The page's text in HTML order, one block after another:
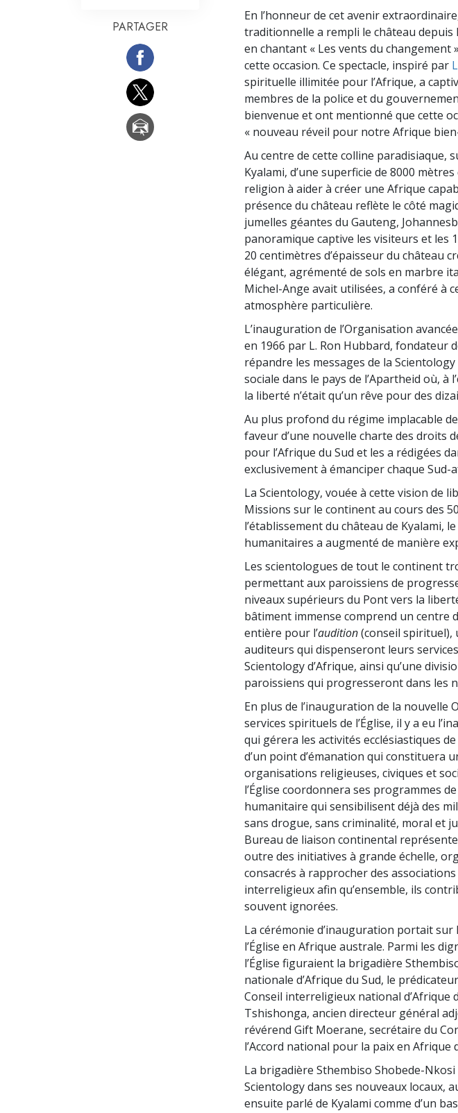
En l’honneur de cet avenir
traditionnelle a rempli le château depuis
en chantant « Les vents du
cette occasion. Ce spectacle, inspiré par
spirituelle illimitée pour l’Afrique, a
membres de la police et du
bienvenue et ont mentionné que cette
« nouveau réveil pour notre Afrique
Au centre de cette colline paradisiaque,
Kyalami, d’une superficie de 8000
religion à aider à créer une Afrique
présence du château reflète le côté
jumelles géantes du Gauteng,
panoramique captive les visiteurs et les
20 centimètres d’épaisseur du château
élégant, agrémenté de sols en marbre
Michel-Ange avait utilisées, a conféré à
atmosphère particulière.
L’inauguration de l’Organisation
en 1966 par L. Ron Hubbard, fondateur
répandre les messages de la
sociale dans le pays de l’Apartheid où,
la liberté n’était qu’un rêve pour des
Au plus profond du régime implacable
faveur d’une nouvelle charte des droits
pour l’Afrique du Sud et les a rédigées
exclusivement à émanciper chaque Sud-
La Scientology, vouée à cette vision de
Missions sur le continent au cours des
l’établissement du château de Kyalami,
humanitaires a augmenté de manière
Les scientologues de tout le continent
permettant aux paroissiens de
niveaux supérieurs du Pont vers la
bâtiment immense comprend un centre
entière pour l’audition(conseil spirituel),
auditeurs qui dispenseront leurs
Scientology d’Afrique, ainsi qu’une
paroissiens qui progresseront dans les
En plus de l’inauguration de la
services spirituels de l’Église, il y a eu
qui gérera les activités ecclésiastiques
d’un point d’émanation qui constituera
organisations religieuses, civiques et
l’Église coordonnera ses programmes
humanitaire qui sensibilisent déjà des
sans drogue, sans criminalité, moral et
Bureau de liaison continental
outre des initiatives à grande échelle,
consacrés à rapprocher des
interreligieux afin qu’ensemble, ils
souvent ignorées.
La cérémonie d’inauguration portait
l’Église en Afrique australe. Parmi les
l’Église figuraient la brigadière
nationale d’Afrique du Sud, le
Conseil interreligieux national d’Afrique
Tshishonga, ancien directeur général
révérend Gift Moerane, secrétaire du
l’Accord national pour la paix en Afrique
La brigadière Sthembiso Shobede-
Scientology dans ses nouveaux locaux,
ensuite parlé de Kyalami comme d’un
PARTAGER